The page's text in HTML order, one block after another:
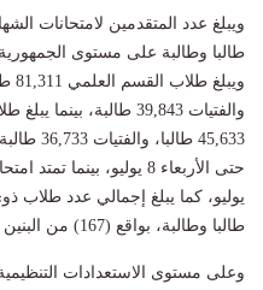
45,633
طالبا وطالبة، بواقع (167) من البنين و(79) من الفتيات.
وعلى مستوى الاستعدادات